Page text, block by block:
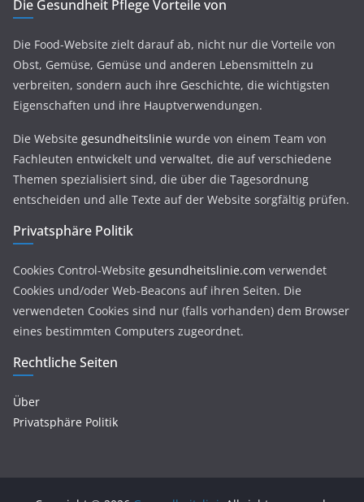
Die Gesundheit Pflege Vorteile von
Die Food-Website zielt darauf ab, nicht nur die Vorteile von
Obst, Gemüse, Gemüse und anderen Lebensmitteln zu
verbreiten, sondern auch ihre Geschichte, die wichtigsten
Eigenschaften und ihre Hauptverwendungen.
Die Website gesundheitslinie wurde von einem Team von
Fachleuten entwickelt und verwaltet, die auf verschiedene
Themen spezialisiert sind, die über die Tagesordnung
entscheiden und alle Texte auf der Website sorgfältig prüfen.
Privatsphäre Politik
Cookies Control-Website gesundheitslinie.com verwendet
Cookies und/oder Web-Beacons auf ihren Seiten. Die
verwendeten Cookies sind nur (falls vorhanden) dem Browser
eines bestimmten Computers zugeordnet.
Rechtliche Seiten
Über
Privatsphäre Politik